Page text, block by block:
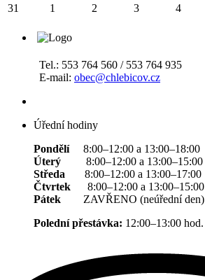
31 1 2 3 4
Tel.: 553 764 560 / 553 764 935
E-mail: obec@chlebicov.cz
Úřední hodiny
Pondělí8:00–12:00 a 13:00–18:00
Úterý
8:00–12:00 a 13:00–15:00
Středa
8:00–12:00 a 13:00–17:00
Čtvrtek
8:00–12:00 a 13:00–15:00
Pátek
ZAVŘENO (neúřední den)
Polední přestávka: 12:00–13:00 hod.